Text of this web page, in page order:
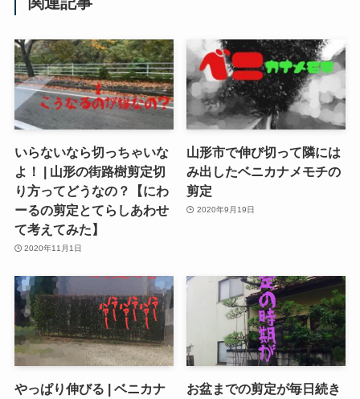
いらないなら切っちゃいな
よ！ | 山形の街路樹剪定切
り方ってどうなの？【にわ
ーるの剪定とてらしあわせ
て考えてみた】
2020年11月1日
山形市で伸び切って隣には
み出したベニカナメモチの
剪定
2020年9月19日
やっぱり伸びる | ベニカナ
お盆までの剪定が毎日続き